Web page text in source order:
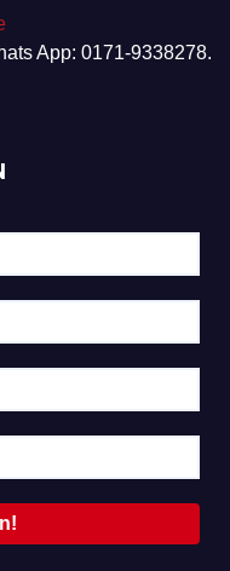
App: 0171-9338278.